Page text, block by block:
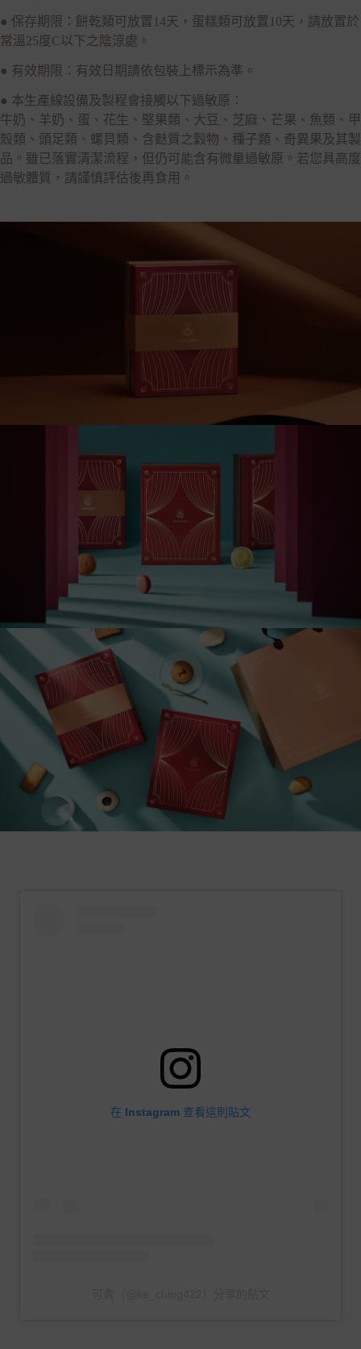
● 保存期限：餅乾類可放置14天，蛋糕類可放置10天，請放置於
常溫25度C以下之陰涼處。
● 有效期限：有效日期請依包裝上標示為準。
● 本生產線設備及製程會接觸以下過敏原：
牛奶、羊奶、蛋、花生、堅果類、大豆、芝麻、芒果、魚類、甲
殼類、頭足類、螺貝類、含麩質之穀物、種子類、奇異果及其製
品。雖已落實清潔流程，但仍可能含有微量過敏原。若您具高度
過敏體質，請謹慎評估後再食用。
在 Instagram 查看這則貼文